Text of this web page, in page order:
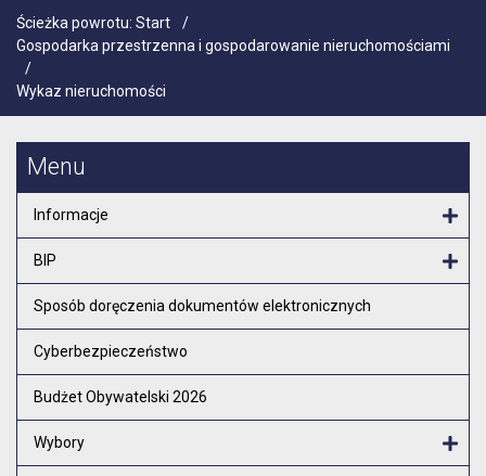
Ścieżka powrotu: Start
/
Gospodarka przestrzenna i gospodarowanie nieruchomościami
/
Wykaz nieruchomości
Menu
Informacje
BIP
Sposób doręczenia dokumentów elektronicznych
Cyberbezpieczeństwo
Budżet Obywatelski 2026
Wybory